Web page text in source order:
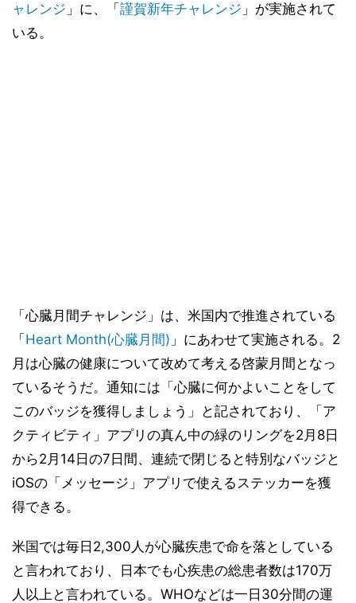
ャレンジ 」に、「 謹賀新年チャレンジ 」が実施されて
いる。
「心臓月間チャレンジ」は、米国内で推進されている
「 Heart Month(心臓月間) 」にあわせて実施される。2
月は心臓の健康について改めて考える啓蒙月間となっ
ているそうだ。通知には「心臓に何かよいことをして
このバッジを獲得しましょう」と記されており、「ア
クティビティ」アプリの真ん中の緑のリングを2月8日
から2月14日の7日間、連続で閉じると特別なバッジと
iOSの「メッセージ」アプリで使えるステッカーを獲
得できる。
米国では毎日2,300人が心臓疾患で命を落としている
と言われており、日本でも心疾患の総患者数は170万
人以上と言われている。WHOなどは一日30分間の運